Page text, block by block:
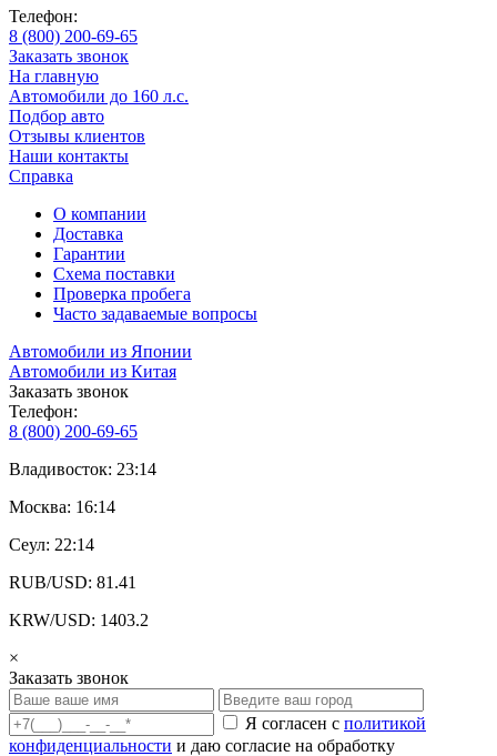
Телефон:
8 (800) 200-69-65
Заказать звонок
На главную
Автомобили до 160 л.с.
Подбор авто
Отзывы клиентов
Наши контакты
Справка
О компании
Доставка
Гарантии
Схема поставки
Проверка пробега
Часто задаваемые вопросы
Автомобили из Японии
Автомобили из Китая
Заказать звонок
Телефон:
8 (800) 200-69-65
Владивосток: 23:14
Москва: 16:14
Сеул: 22:14
RUB/USD: 81.41
KRW/USD: 1403.2
×
Заказать звонок
Я согласен с политикой
конфиденциальности и даю согласие на обработку